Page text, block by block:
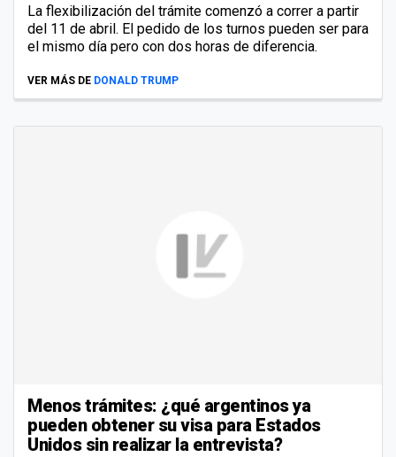
La flexibilización del trámite comenzó a correr a partir
del 11 de abril. El pedido de los turnos pueden ser para
el mismo día pero con dos horas de diferencia.
VER MÁS DE DONALD TRUMP
Menos trámites: ¿qué argentinos ya
pueden obtener su visa para Estados
Unidos sin realizar la entrevista?